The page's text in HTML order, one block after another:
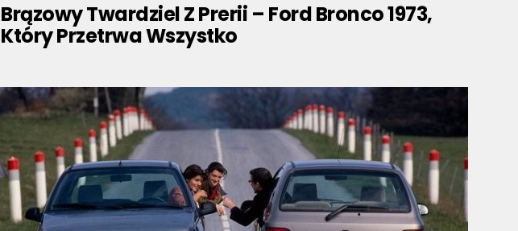
Brązowy Twardziel Z Prerii – Ford Bronco 1973,
Który Przetrwa Wszystko